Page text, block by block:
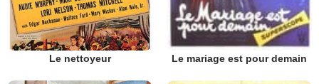
Le nettoyeur Le mariage est pour demain